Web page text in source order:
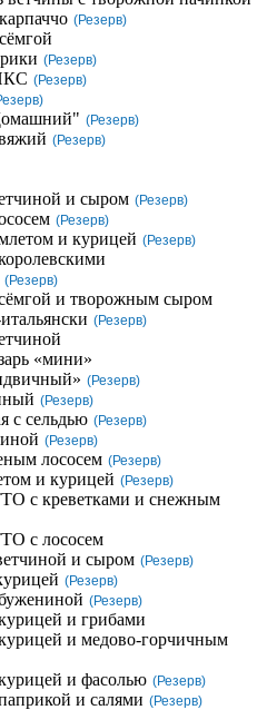
(Резерв)
(Резерв)
(Резерв)
(Резерв)
(Резерв)
и сыром (Резерв)
(Резерв)
и курицей (Резерв)
(Резерв)
и творожным сыром
(Резерв)
«мини»
(Резерв)
(Резерв)
с сельдью (Резерв)
(Резерв)
лососем (Резерв)
и курицей (Резерв)
с креветками и снежным
с лососем
и сыром (Резерв)
(Резерв)
(Резерв)
и грибами
и медово-горчичным
и фасолью (Резерв)
и салями (Резерв)